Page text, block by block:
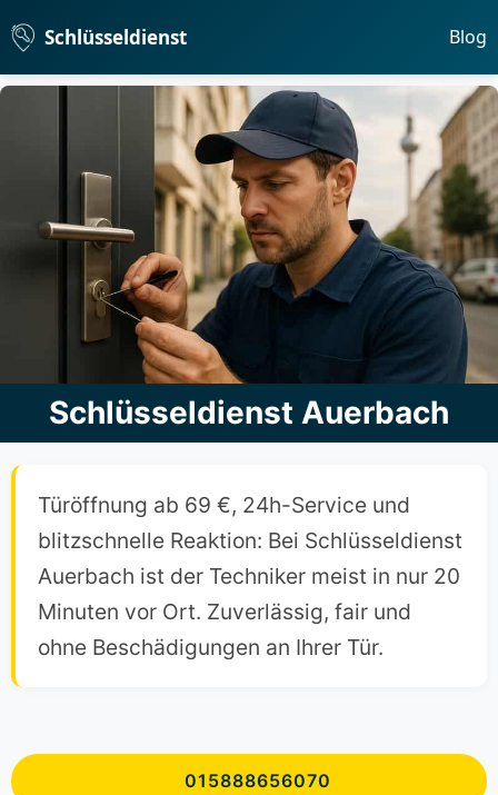
Schlüsseldienst Blog
Schlüsseldienst Auerbach
Türöffnung ab 69 €, 24h-Service und
blitzschnelle Reaktion: Bei Schlüsseldienst
Auerbach ist der Techniker meist in nur 20
Minuten vor Ort. Zuverlässig, fair und
ohne Beschädigungen an Ihrer Tür.
015888656070